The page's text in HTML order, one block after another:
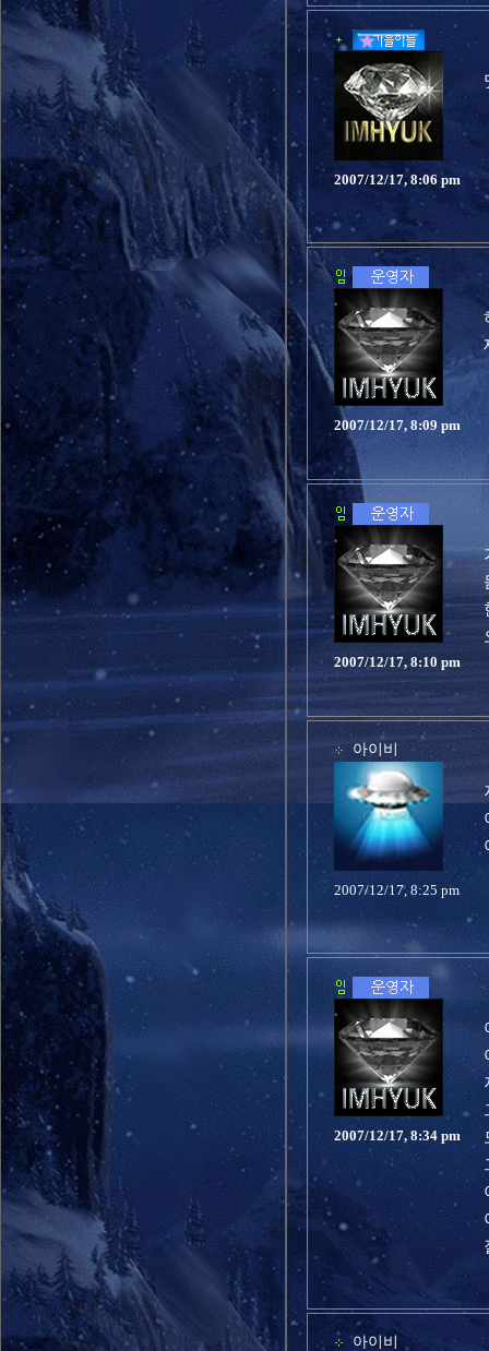
2007/12/17, 8:06 pm
2007/12/17, 8:09 pm
2007/12/17, 8:10 pm
아이비
2007/12/17, 8:25 pm
2007/12/17, 8:34 pm
아이비